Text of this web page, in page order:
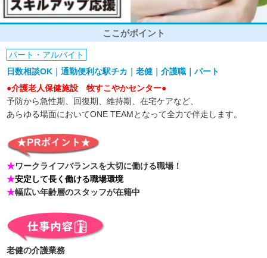
ここがポイント
パート・アルバイト
日数相談OK｜通勤便利な駅チカ｜老健｜介護職｜パート
●介護老人保健施設 牧すこやかセンター●
予防から急性期、回復期、維持期、在宅ケアなど、
あらゆる場面においてONE TEAMとなって全力で伴走します。
★ワークライフバランスを大切に働ける職場！
★安定して長く働ける職場環境
★幅広い年齢層のスタッフが在籍中
老健の介護業務